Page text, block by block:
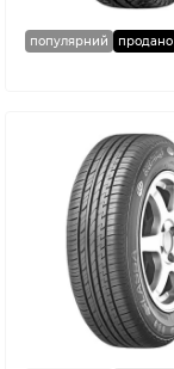
популярний продано